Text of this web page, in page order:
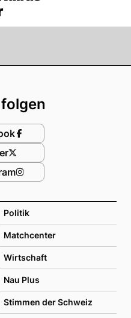
Politik
Matchcenter
Wirtschaft
Nau Plus
Stimmen der Schweiz